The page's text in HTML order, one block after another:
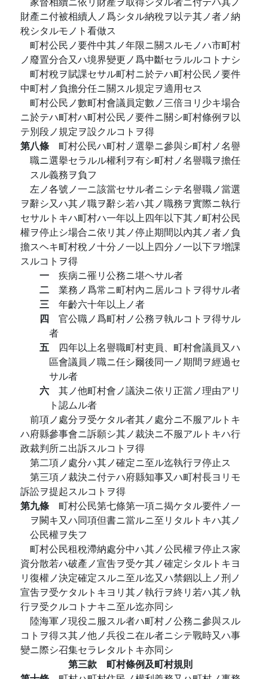
財產ニ付被相續人ノ爲シタル納稅ヲ以テ其ノ者ノ納
稅シタルモノト看做ス
町村公民ノ要件中其ノ年限ニ關スルモノハ市町村
ノ廢置分合又ハ境界變更ノ爲中斷セラルルコトナシ
町村稅ヲ賦課セサル町村ニ於テハ町村公民ノ要件
中町村ノ負擔分任ニ關スル規定ヲ適用セス
町村公民ノ數町村會議員定數ノ三倍ヨリ少キ場合
ニ於テハ町村ハ町村公民ノ要件ニ關シ町村條例ヲ以
テ別段ノ規定ヲ設クルコトヲ得
第八條 町村公民ハ町村ノ選擧ニ參與シ町村ノ名譽
職ニ選擧セラルル權利ヲ有シ町村ノ名譽職ヲ擔任
スル義務ヲ負フ
左ノ各號ノ一ニ該當セサル者ニシテ名譽職ノ當選
ヲ辭シ又ハ其ノ職ヲ辭シ若ハ其ノ職務ヲ實際ニ執行
セサルトキハ町村ハ一年以上四年以下其ノ町村公民
權ヲ停止シ場合ニ依リ其ノ停止期間以內其ノ者ノ負
擔スヘキ町村稅ノ十分ノ一以上四分ノ一以下ヲ增課
スルコトヲ得
一 疾病ニ罹リ公務ニ堪ヘサル者
二 業務ノ爲常ニ町村內ニ居ルコトヲ得サル者
三 年齡六十年以上ノ者
四 官公職ノ爲町村ノ公務ヲ執ルコトヲ得サル
者
五 四年以上名譽職町村吏員、町村會議員又ハ
區會議員ノ職ニ任シ爾後同一ノ期間ヲ經過セ
サル者
六 其ノ他町村會ノ議決ニ依リ正當ノ理由アリ
ト認ムル者
前項ノ處分ヲ受ケタル者其ノ處分ニ不服アルトキ
ハ府縣參事會ニ訴願シ其ノ裁決ニ不服アルトキハ行
政裁判所ニ出訴スルコトヲ得
第二項ノ處分ハ其ノ確定ニ至ル迄執行ヲ停止ス
第三項ノ裁決ニ付テハ府縣知事又ハ町村長ヨリモ
訴訟ヲ提起スルコトヲ得
第九條 町村公民第七條第一項ニ揭ケタル要件ノ一
ヲ闕キ又ハ同項但書ニ當ルニ至リタルトキハ其ノ
公民權ヲ失フ
町村公民租稅滯納處分中ハ其ノ公民權ヲ停止ス家
資分散若ハ破產ノ宣吿ヲ受ケ其ノ確定シタルトキヨ
リ復權ノ決定確定スルニ至ル迄又ハ禁錮以上ノ刑ノ
宣吿ヲ受ケタルトキヨリ其ノ執行ヲ終リ若ハ其ノ執
行ヲ受クルコトナキニ至ル迄亦同シ
陸海軍ノ現役ニ服スル者ハ町村ノ公務ニ參與スル
コトヲ得ス其ノ他ノ兵役ニ在ル者ニシテ戰時又ハ事
變ニ際シ召集セラレタルトキ亦同シ
第三款 町村條例及町村規則